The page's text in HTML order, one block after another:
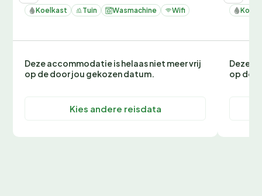
Koelkast Tuin Wasmachine Wifi
Deze accommodatie is helaas niet meer vrij
op de door jou gekozen datum.
Kies andere reisdata
Deze
op de